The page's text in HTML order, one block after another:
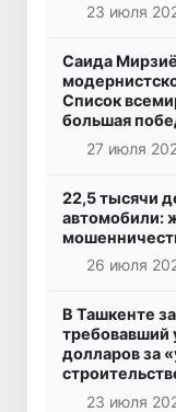
23 июля
Саида
Список
большая
27 июля
22,5 тысячи
автомобили:
26 июля
В Ташкенте
требовавший
долларов за
23 июля